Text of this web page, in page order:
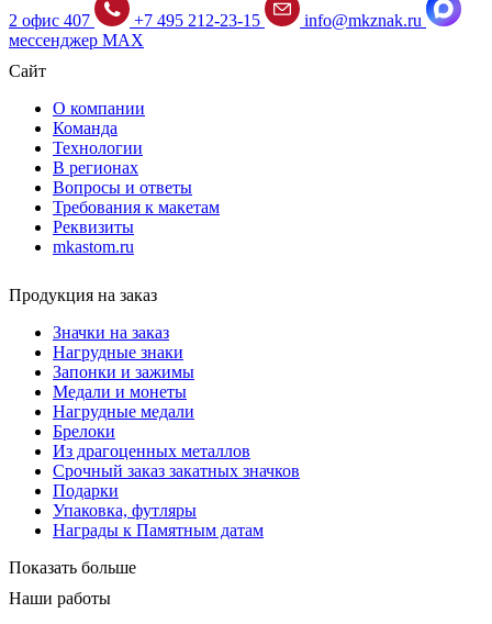
2 офис 407 +7 495 212-23-15
info@mkznak.ru
мессенджер MAX
Сайт
О компании
Команда
Технологии
В регионах
Вопросы и ответы
Требования к макетам
Реквизиты
mkastom.ru
Продукция на заказ
Значки на заказ
Нагрудные знаки
Запонки и зажимы
Медали и монеты
Нагрудные медали
Брелоки
Из драгоценных металлов
Срочный заказ закатных значков
Подарки
Упаковка, футляры
Награды к Памятным датам
Показать больше
Наши работы